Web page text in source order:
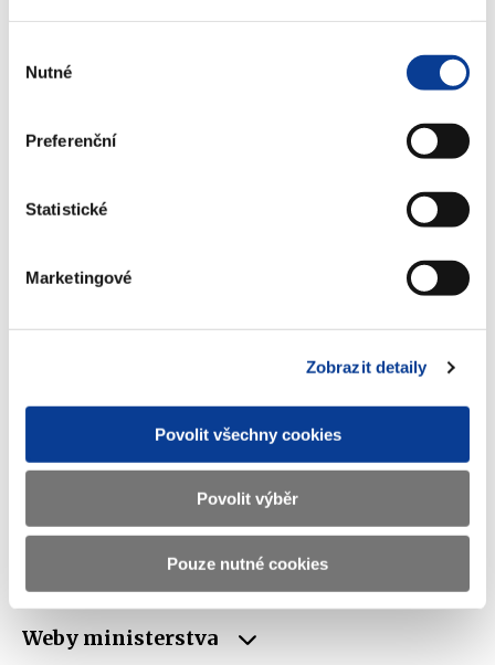
souhlasu
Nutné
Preferenční
Statistické
Marketingové
Zobrazit detaily
Povolit všechny cookies
Povolit výběr
Pouze nutné cookies
Mgr. Ondřej Jakob,
Doporučeno32 ×
Adresa Letenská 15, 118 10 Praha
E-mail podatelna@mfcr.cz
CZ00006947
ID Datové
xzeaauv
Weby ministerstva